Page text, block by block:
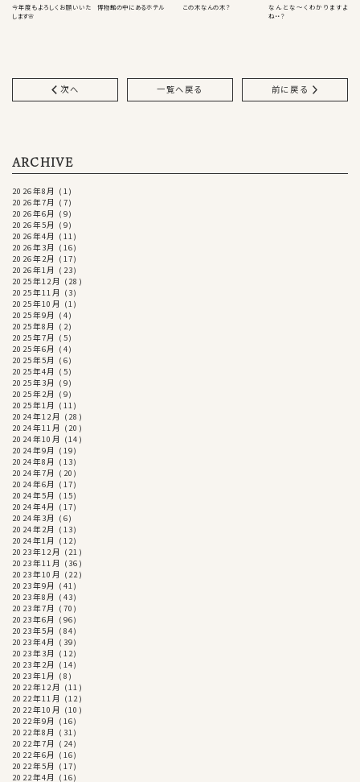
今年度もよろしくお願いいた
します🌸
博物館の中にあるホテル この木なんの木？
なんとな～くわかりますよ
ね・・？
次へ 一覧へ戻る 前に戻る
ARCHIVE
2026年8月 (1)
2026年7月 (7)
2026年6月 (9)
2026年5月 (9)
2026年4月 (11)
2026年3月 (16)
2026年2月 (17)
2026年1月 (23)
2025年12月 (28)
2025年11月 (3)
2025年10月 (1)
2025年9月 (4)
2025年8月 (2)
2025年7月 (5)
2025年6月 (4)
2025年5月 (6)
2025年4月 (5)
2025年3月 (9)
2025年2月 (9)
2025年1月 (11)
2024年12月 (28)
2024年11月 (20)
2024年10月 (14)
2024年9月 (19)
2024年8月 (13)
2024年7月 (20)
2024年6月 (17)
2024年5月 (15)
2024年4月 (17)
2024年3月 (6)
2024年2月 (13)
2024年1月 (12)
2023年12月 (21)
2023年11月 (36)
2023年10月 (22)
2023年9月 (41)
2023年8月 (43)
2023年7月 (70)
2023年6月 (96)
2023年5月 (84)
2023年4月 (39)
2023年3月 (12)
2023年2月 (14)
2023年1月 (8)
2022年12月 (11)
2022年11月 (12)
2022年10月 (10)
2022年9月 (16)
2022年8月 (31)
2022年7月 (24)
2022年6月 (16)
2022年5月 (17)
2022年4月 (16)